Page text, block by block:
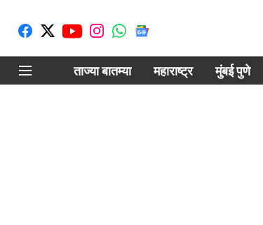
ताज्या बातम्या महाराष्ट्र मुंबई पुणे